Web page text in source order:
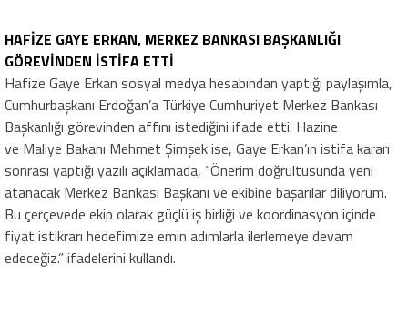
HAFİZE GAYE ERKAN, MERKEZ BANKASI BAŞKANLIĞI
GÖREVİNDEN İSTİFA ETTİ
Hafize Gaye Erkan sosyal medya hesabından yaptığı paylaşımla,
Cumhurbaşkanı Erdoğan’a Türkiye Cumhuriyet Merkez Bankası
Başkanlığı görevinden affını istediğini ifade etti. Hazine
ve Maliye Bakanı Mehmet Şimşek ise, Gaye Erkan’ın istifa kararı
sonrası yaptığı yazılı açıklamada, “Önerim doğrultusunda yeni
atanacak Merkez Bankası Başkanı ve ekibine başarılar diliyorum.
Bu çerçevede ekip olarak güçlü iş birliği ve koordinasyon içinde
fiyat istikrarı hedefimize emin adımlarla ilerlemeye devam
edeceğiz.” ifadelerini kullandı.